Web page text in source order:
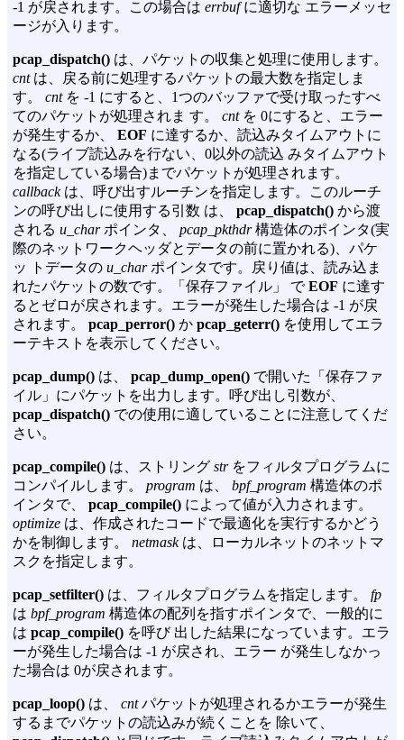
-1 が戻されます。この場合は errbufに適切な エラーメッセ
ージが入ります。
pcap_dispatch() は、パケットの収集と処理に使用します。
cntは、戻る前に処理するパケットの最大数を指定しま
す。 cntを -1 にすると、1つのバッファで受け取ったすべ
てのパケットが処理されま す。 cntを 0にすると、エラー
が発生するか、 EOF に達するか、読込みタイムアウトに
なる(ライブ読込みを行ない、0以外の読込 みタイムアウト
を指定している場合)までパケットが処理されます。
callbackは、呼び出すルーチンを指定します。このルーチ
ンの呼び出しに使用する引数 は、 pcap_dispatch() から渡
される u_charポインタ、 pcap_pkthdr構造体のポインタ(実
際のネットワークヘッダとデータの前に置かれる)、パケ
ッ トデータの u_charポインタです。戻り値は、読み込ま
れたパケットの数です。「保存ファイル」 でEOF に達す
るとゼロが戻されます。エラーが発生した場合は -1 が戻
されます。 pcap_perror() か pcap_geterr() を使用してエラ
ーテキストを表示してください。
pcap_dump() は、 pcap_dump_open() で開いた「保存ファ
イル」にパケットを出力します。呼び出し引数が、
pcap_dispatch() での使用に適していることに注意してくだ
さい。
pcap_compile() は、ストリング strをフィルタプログラムに
コンパイルします。 program は、 bpf_program 構造体のポ
インタで、 pcap_compile() によって値が入力されます。
optimize は、作成されたコードで最適化を実行するかどう
かを制御します。 netmaskは、ローカルネットのネットマ
スクを指定します。
pcap_setfilter() は、フィルタプログラムを指定します。 fp
は bpf_program 構造体の配列を指すポインタで、一般的に
は pcap_compile() を呼び 出した結果になっています。エラ
ーが発生した場合は -1 が戻され、エラー が発生しなかっ
た場合は 0が戻されます。
pcap_loop() は、 cntパケットが処理されるかエラーが発生
するまでパケットの読込みが続くことを 除いて、